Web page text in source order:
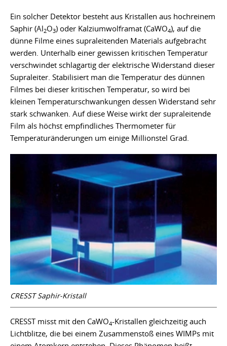
Ein solcher Detektor besteht aus Kristallen aus hochreinem
Saphir (Al2O3) oder Kalziumwolframat (CaWO4), auf die
dünne Filme eines supraleitenden Materials aufgebracht
werden. Unterhalb einer gewissen kritischen Temperatur
verschwindet schlagartig der elektrische Widerstand dieser
Supraleiter. Stabilisiert man die Temperatur des dünnen
Filmes bei dieser kritischen Temperatur, so wird bei
kleinen Temperaturschwankungen dessen Widerstand sehr
stark schwanken. Auf diese Weise wirkt der supraleitende
Film als höchst empfindliches Thermometer für
Temperaturänderungen um einige Millionstel Grad.
CRESST Saphir-Kristall
CRESST misst mit den CaWO4-Kristallen gleichzeitig auch
Lichtblitze, die bei einem Zusammenstoß eines WIMPs mit